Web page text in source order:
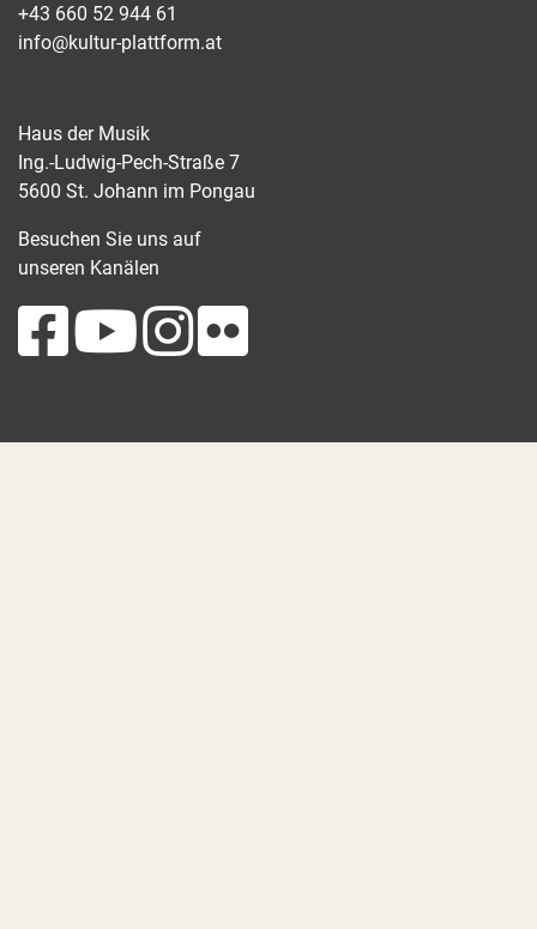
+43 660 52 944 61
info@kultur-plattform.at
Haus der Musik
Ing.-Ludwig-Pech-Straße 7
5600 St. Johann im Pongau
Besuchen Sie uns auf
unseren Kanälen